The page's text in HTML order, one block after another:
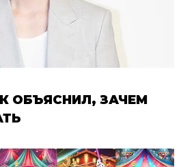
ОБЪЯСНИЛ, ЗАЧЕМ